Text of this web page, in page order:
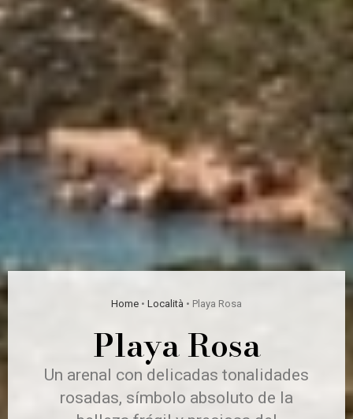
Home • Località • Playa Rosa
Playa Rosa
Un arenal con delicadas tonalidades
rosadas, símbolo absoluto de la